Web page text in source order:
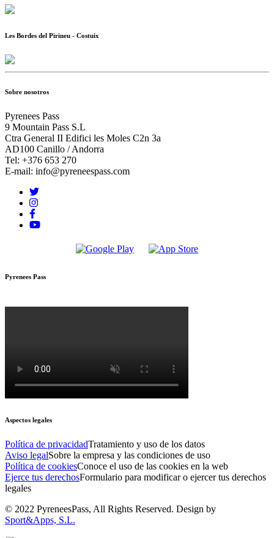
Les Bordes del Pirineu - Costuix
Sobre nosotros
Pyrenees Pass
9 Mountain Pass S.L
Ctra General II Edifici les Moles C2n 3a
AD100 Canillo / Andorra
Tel: +376 653 270
E-mail: info@pyreneespass.com
Pyrenees Pass
Aspectos legales
Política de privacidadTratamiento y uso de los datos
Aviso legalSobre la empresa y las condiciones de uso
Política de cookiesConoce el uso de las cookies en la web
Ejerce tus derechosFormulario para modificar o ejercer tus derechos
legales
© 2022 PyreneesPass, All Rights Reserved. Design by
Sport&Apps, S.L.